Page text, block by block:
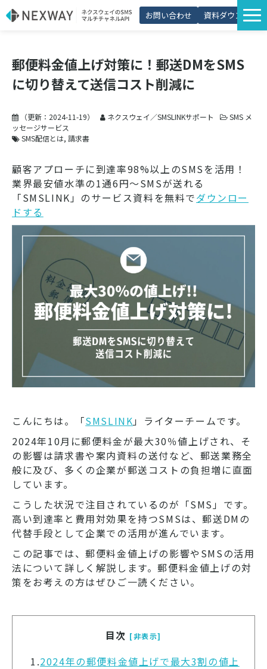
お問い合わせ 資料ダウンロード
選ばれる理由
プラン・価格
導入事例
コラム
パートナー制度
郵便料金値上げ対策に！郵送DMをSMS
に切り替えて送信コスト削減に
（更新： 2024-11-19） ネクスウェイ／SMSLINKサポート
SMS メ
ッセージサービス
SMS配信とは 請求書
顧客アプローチに到達率98%以上のSMSを活用！
業界最安値水準の1通6円～SMSが送れる
「SMSLINK」のサービス資料を無料でダウンロー
ドする
こんにちは。「SMSLINK」ライターチームです。
2024年10月に郵便料金が最大30％値上げされ、そ
の影響は請求書や案内資料の送付など、郵送業務全
般に及び、多くの企業が郵送コストの負担増に直面
しています。
こうした状況で注目されているのが「SMS」です。
高い到達率と費用対効果を持つSMSは、郵送DMの
代替手段として企業での活用が進んでいます。
この記事では、郵便料金値上げの影響やSMSの活用
法について詳しく解説します。郵便料金値上げの対
策をお考えの方はぜひご一読ください。
目次 [非表示]
1.2024年の郵便料金値上げで最大3割の値上